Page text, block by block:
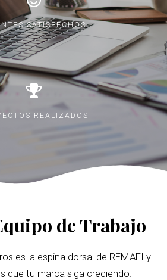
SATISFECHOS
REALIZADOS
de Trabajo
es la espina dorsal de REMAFI y
que tu marca siga creciendo.